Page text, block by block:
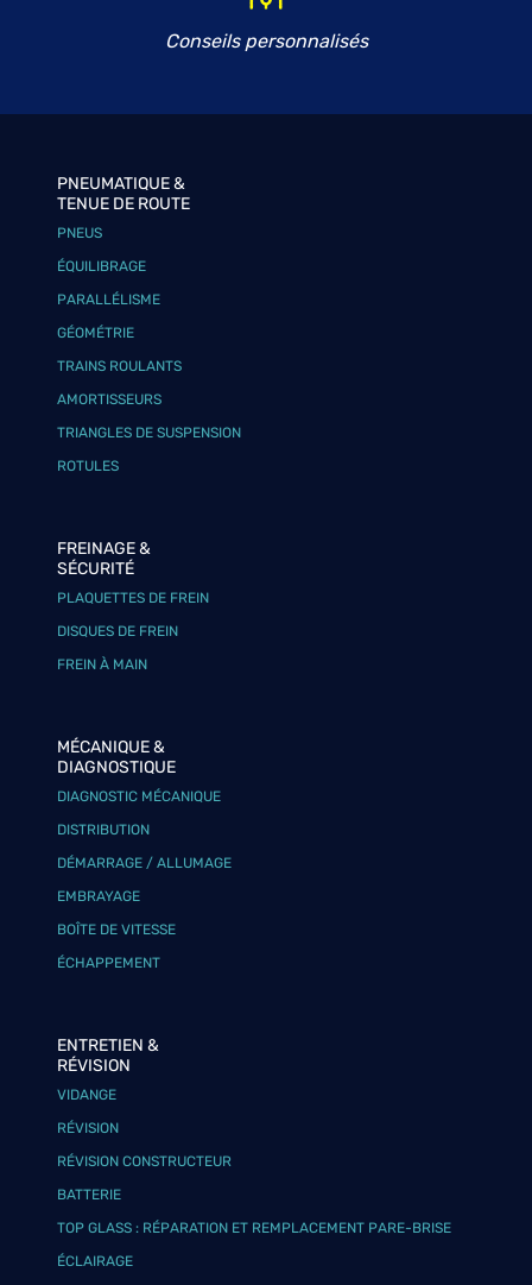
Conseils personnalisés
PNEUMATIQUE &
TENUE DE ROUTE
PNEUS
ÉQUILIBRAGE
PARALLÉLISME
GÉOMÉTRIE
TRAINS ROULANTS
AMORTISSEURS
TRIANGLES DE SUSPENSION
ROTULES
FREINAGE &
SÉCURITÉ
PLAQUETTES DE FREIN
DISQUES DE FREIN
FREIN À MAIN
MÉCANIQUE &
DIAGNOSTIQUE
DIAGNOSTIC MÉCANIQUE
DISTRIBUTION
DÉMARRAGE / ALLUMAGE
EMBRAYAGE
BOÎTE DE VITESSE
ÉCHAPPEMENT
ENTRETIEN &
RÉVISION
VIDANGE
RÉVISION
RÉVISION CONSTRUCTEUR
BATTERIE
TOP GLASS : RÉPARATION ET REMPLACEMENT PARE-BRISE
ÉCLAIRAGE